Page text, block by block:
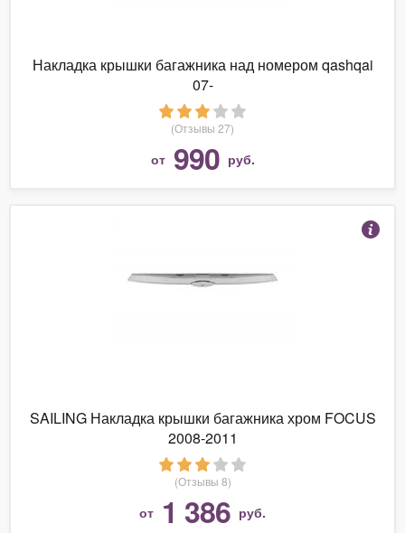
Накладка крышки багажника над номером qashqai
07-
(Отзывы 27)
от 990 руб.
SAILING Накладка крышки багажника хром FOCUS
2008-2011
(Отзывы 8)
от 1 386 руб.